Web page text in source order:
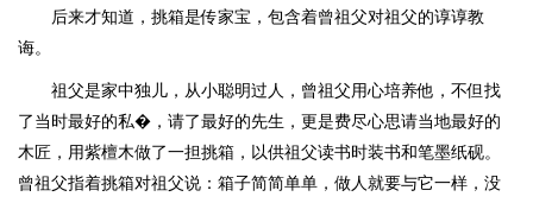
后来才知道，挑箱是传家宝，包含着曾祖父对祖父的谆谆教
诲。
祖父是家中独儿，从小聪明过人，曾祖父用心培养他，不但找
了当时最好的私�，请了最好的先生，更是费尽心思请当地最好的
木匠，用紫檀木做了一担挑箱，以供祖父读书时装书和笔墨纸砚。
曾祖父指着挑箱对祖父说：箱子简简单单，做人就要与它一样，没